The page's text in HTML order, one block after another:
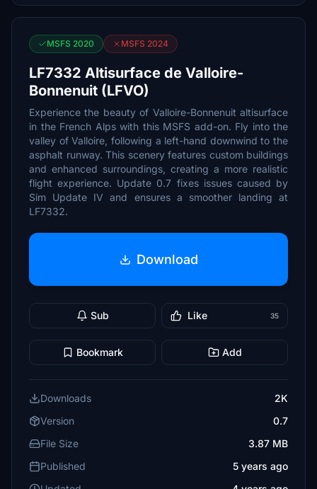
MSFS 2020 MSFS 2024
LF7332 Altisurface de Valloire-
Bonnenuit (LFVO)
Experience the beauty of Valloire-Bonnenuit altisurface
in the French Alps with this MSFS add-on. Fly into the
valley of Valloire, following a left-hand downwind to the
asphalt runway. This scenery features custom buildings
and enhanced surroundings, creating a more realistic
flight experience. Update 0.7 fixes issues caused by
Sim Update IV and ensures a smoother landing at
LF7332.
Download
Sub Like 35
Bookmark Add
Downloads
2K
Version
0.7
File Size
3.87 MB
Published
5 years ago